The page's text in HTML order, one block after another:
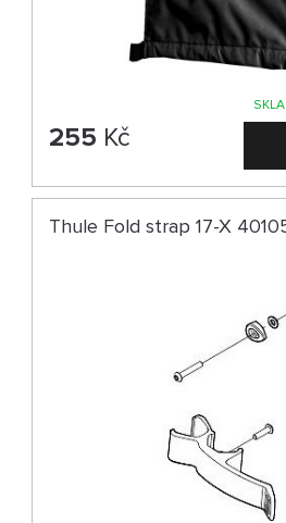
255 Kč
Thule Fold strap 17-X